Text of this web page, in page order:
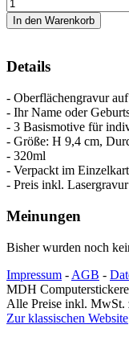
Details
- Oberflächengravur
- Ihr Name oder
- 3 Basismotive für
- Größe: H 9,4 cm,
- 320ml
- Verpackt im
- Preis inkl. Lasergravur
Meinungen
Bisher wurden noch
Impressum - AGB -
MDH
Alle Preise inkl. MwSt.
Zur klassischen Website